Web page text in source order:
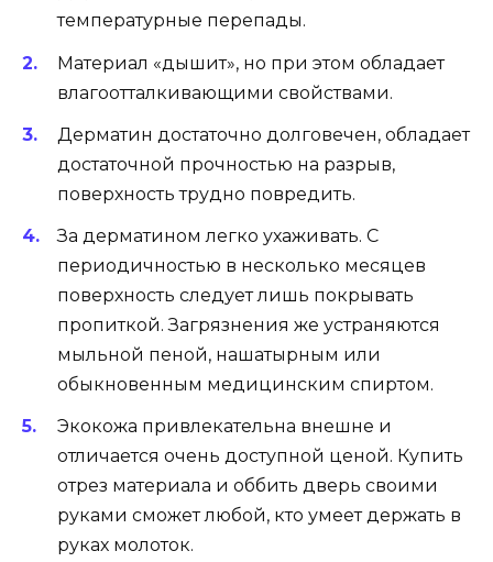
температурные перепады.
Материал «дышит», но при этом обладает
влагоотталкивающими свойствами.
Дерматин достаточно долговечен, обладает
достаточной прочностью на разрыв,
поверхность трудно повредить.
За дерматином легко ухаживать. С
периодичностью в несколько месяцев
поверхность следует лишь покрывать
пропиткой. Загрязнения же устраняются
мыльной пеной, нашатырным или
обыкновенным медицинским спиртом.
Экокожа привлекательна внешне и
отличается очень доступной ценой. Купить
отрез материала и оббить дверь своими
руками сможет любой, кто умеет держать в
руках молоток.